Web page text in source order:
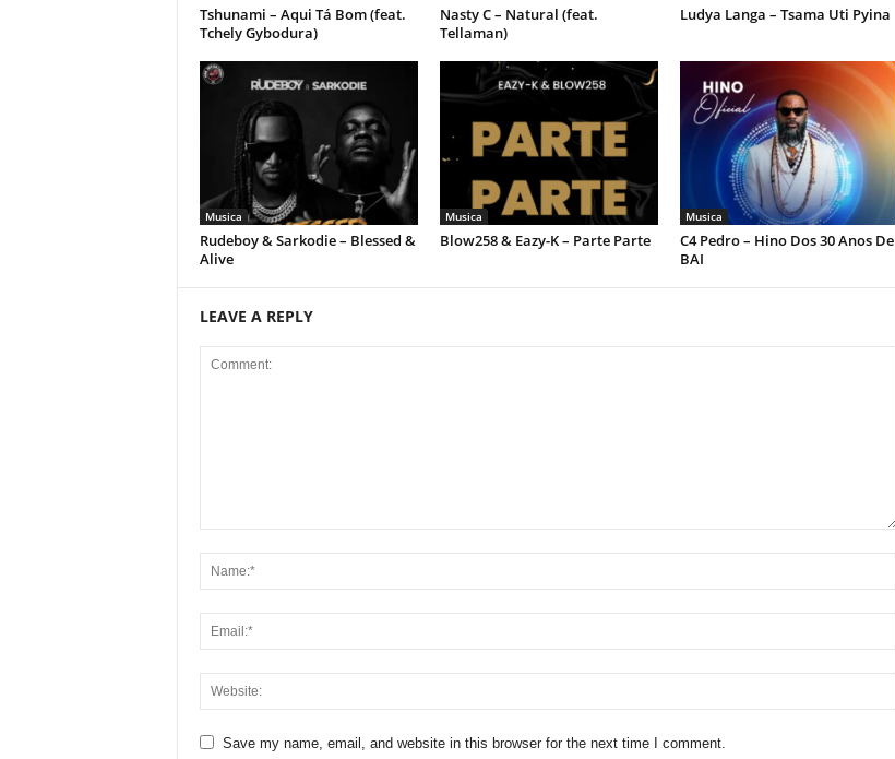
Tshunami – Aqui Tá Bom (feat.
Tchely Gybodura)
Nasty C – Natural (feat.
Tellaman)
Ludya Langa – Tsama Uti Pyina
Musica
Rudeboy & Sarkodie – Blessed &
Alive
Musica
Blow258 & Eazy-K – Parte Parte
Musica
C4 Pedro – Hino Dos 30 Anos De
BAI
LEAVE A REPLY
Save my name, email, and website in this browser for the next time I comment.